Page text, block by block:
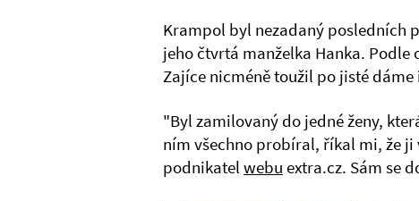
Krampol byl nezadaný posledních
jeho čtvrtá manželka Hanka.
Zajíce nicméně toužil po jisté
"Byl zamilovaný do jedné ženy,
ním všechno probíral, říkal mi, že
podnikatel webu extra.cz. Sám se